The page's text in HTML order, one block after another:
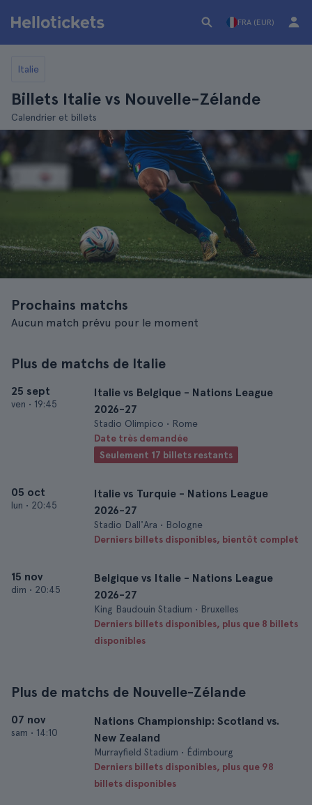
FRA (EUR)
Italie
Billets Italie vs Nouvelle-Zélande
Calendrier et billets
Prochains matchs
Aucun match prévu pour le moment
Plus de matchs de Italie
25 sept
ven • 19:45
Italie vs Belgique - Nations League
2026-27
Stadio Olimpico • Rome
Date très demandée
Seulement 17 billets restants
05 oct
lun • 20:45
Italie vs Turquie - Nations League
2026-27
Stadio Dall'Ara • Bologne
Derniers billets disponibles, bientôt complet
15 nov
dim • 20:45
Belgique vs Italie - Nations League
2026-27
King Baudouin Stadium • Bruxelles
Derniers billets disponibles, plus que 8 billets
disponibles
Plus de matchs de Nouvelle-Zélande
07 nov
sam • 14:10
Nations Championship: Scotland vs.
New Zealand
Murrayfield Stadium • Édimbourg
Derniers billets disponibles, plus que 98
billets disponibles